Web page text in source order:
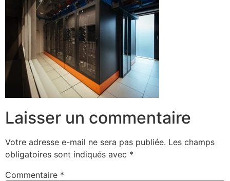
Laisser un commentaire
Votre adresse e-mail ne sera pas publiée. Les champs
obligatoires sont indiqués avec *
Commentaire *